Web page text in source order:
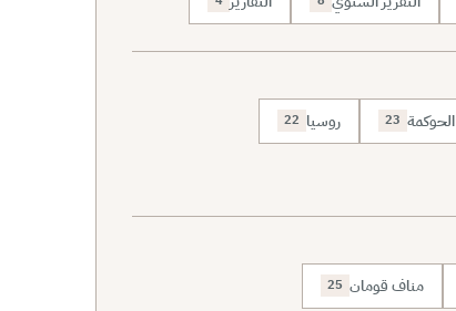
الحوكمة 23 روسيا 22
مناف قومان 25